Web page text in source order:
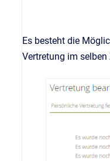
Es besteht die
Vertretung im